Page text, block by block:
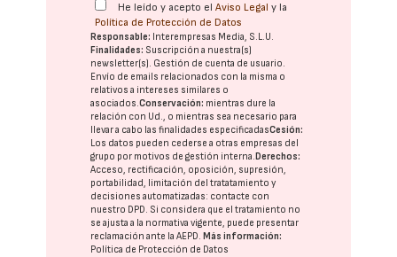
He leído y acepto elAviso Legal y la
Política de Protección de Datos
Responsable: Interempresas Media, S.L.U.
Finalidades: Suscripción a nuestra(s)
newsletter(s). Gestión de cuenta de usuario.
Envío de emails relacionados con la misma o
relativos a intereses similares o
asociados.Conservación: mientras dure la
relación con Ud., o mientras sea necesario para
llevar a cabo las finalidades especificadasCesión:
Los datos pueden cederse a otras empresas del
grupo por motivos de gestión interna. Derechos:
Acceso, rectificación, oposición, supresión,
portabilidad, limitación del tratatamiento y
decisiones automatizadas: contacte con
nuestro DPD. Si considera que el tratamiento no
se ajusta a la normativa vigente, puede presentar
reclamación ante laAEPD. Más información:
Política de Protección de Datos